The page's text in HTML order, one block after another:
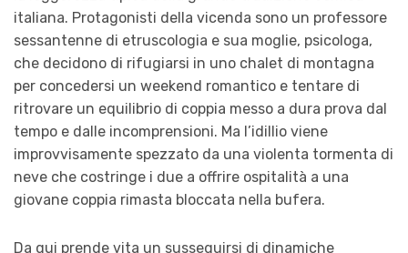
italiana. Protagonisti della vicenda sono un professore
sessantenne di etruscologia e sua moglie, psicologa,
che decidono di rifugiarsi in uno chalet di montagna
per concedersi un weekend romantico e tentare di
ritrovare un equilibrio di coppia messo a dura prova dal
tempo e dalle incomprensioni. Ma l’idillio viene
improvvisamente spezzato da una violenta tormenta di
neve che costringe i due a offrire ospitalità a una
giovane coppia rimasta bloccata nella bufera.
Da qui prende vita un susseguirsi di dinamiche